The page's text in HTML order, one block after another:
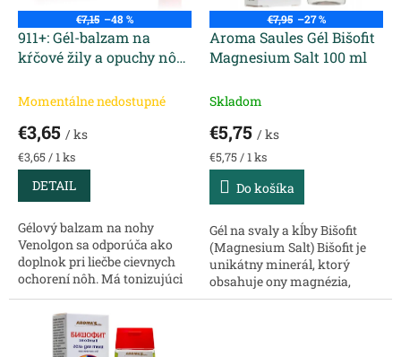
v
d
u
v
€7,15 –48 %
911+: Gél-balzam na
kŕčové žily a opuchy nôh
100 ml
Momentálne nedostupné
€3,65 / ks
Jednotková
cena:
€3,65 / 1 ks
DETAIL
Gélový balzam na nohy
Venolgon sa odporúča ako
doplnok pri liečbe cievnych
ochorení nôh. Má tonizujúci
účinok na žily, posilňuje
steny ciev, zlepšuje cirkuláciu
krvi aj lymfy, obnovuje
pevnosť a...
€7,95 –27 %
Aroma Saules Gél Bišofit
Magnesium Salt 100 ml
Skladom
€5,75 / ks
Jednotková
cena:
€5,75 / 1 ks
Do košíka
Gél na svaly a kĺby Bišofit
(Magnesium Salt) Bišofit je
unikátny minerál, ktorý
obsahuje ony magnézia,
sodíka, vápnika a